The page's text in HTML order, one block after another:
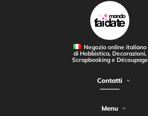
Negozio online italiano
di Hobbistica, Decorazioni,
Scrapbooking e Découpage
Contatti
Menu